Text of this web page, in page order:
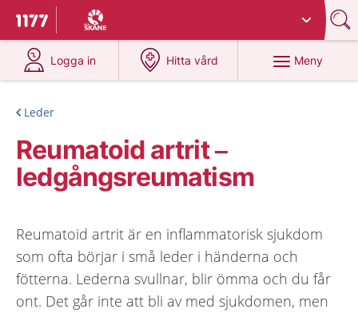
Till startsidan för 1177
Du har valt region
Logga in
på 1177.se
Hitta vård
på 1177.se
Meny
Leder
Reumatoid artrit –
ledgångsreumatism
Reumatoid artrit är en inflammatorisk sjukdom
som ofta börjar i små leder i händerna och
fötterna. Lederna svullnar, blir ömma och du får
ont. Det går inte att bli av med sjukdomen, men